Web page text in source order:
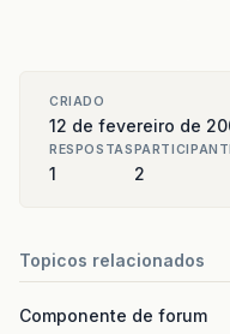
CRIADO
12 de fevereiro de
RESPOSTAS
1 2
Topicos relacionados
Componente de forum